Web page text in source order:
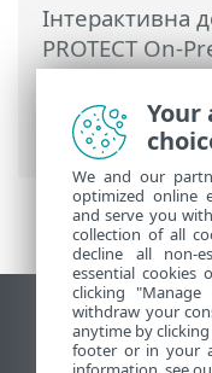
Інтерактивна
PROTECT On-
PROTECT On-
Prem
> ESET Inspect
Переглянути
End of Life
Your
We and our
optimized online
and serve you
collection of all
decline all non-
essential cookies
clicking
withdraw your
anytime by
footer or in your